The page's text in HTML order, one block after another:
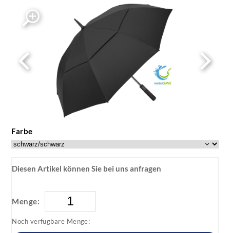
Farbe
Diesen Artikel können Sie bei uns anfragen
Menge:
Noch verfügbare Menge: